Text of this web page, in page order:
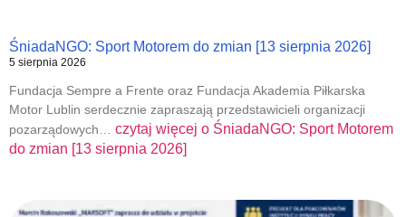
ŚniadaNGO: Sport Motorem do zmian [13 sierpnia 2026]
5 sierpnia 2026
Fundacja Sempre a Frente oraz Fundacja Akademia Piłkarska
Motor Lublin serdecznie zapraszają przedstawicieli organizacji
pozarządowych… czytaj więcej o ŚniadaNGO: Sport Motorem
do zmian [13 sierpnia 2026]